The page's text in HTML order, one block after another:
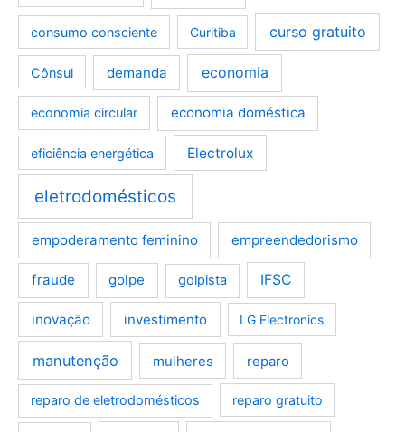
consumo consciente Curitiba curso gratuito
Cônsul demanda economia
economia circular economia doméstica
eficiência energética Electrolux
eletrodomésticos
empoderamento feminino empreendedorismo
fraude golpe golpista IFSC
inovação investimento LG Electronics
manutenção mulheres reparo
reparo de eletrodomésticos reparo gratuito